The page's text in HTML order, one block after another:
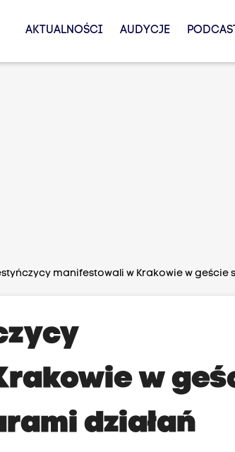
AKTUALNOŚCI AUDYCJE
manifestowali w Krakowie w
w
działań